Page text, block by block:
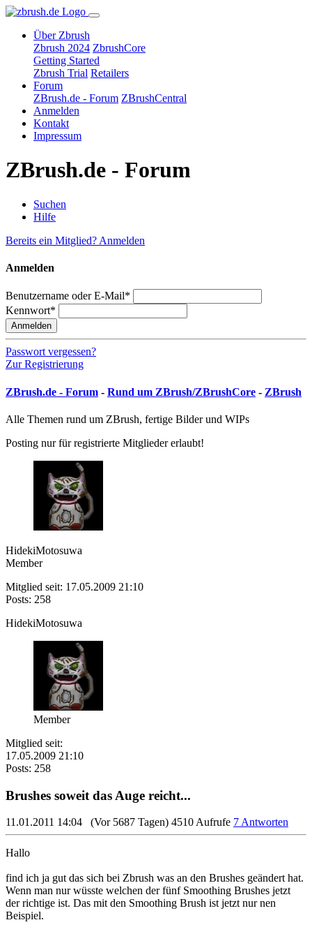
Über Zbrush
Zbrush 2024 ZbrushCore
Getting Started
Zbrush Trial Retailers
Forum
ZBrush.de - Forum ZBrushCentral
Anmelden
Kontakt
Impressum
ZBrush.de - Forum
Suchen
Hilfe
Bereits ein Mitglied? Anmelden
Anmelden
Benutzername oder E-Mail*
Kennwort*
Anmelden
Passwort vergessen?
Zur Registrierung
ZBrush.de - Forum - Rund um ZBrush/ZBrushCore - ZBrush
Alle Themen rund um ZBrush, fertige Bilder und WIPs
Posting nur für registrierte Mitglieder erlaubt!
HidekiMotosuwa
Member
Mitglied seit: 17.05.2009 21:10
Posts: 258
HidekiMotosuwa
Member
Mitglied seit:
17.05.2009 21:10
Posts: 258
Brushes soweit das Auge reicht...
11.01.2011 14:04 (Vor 5687 Tagen) 4510 Aufrufe 7 Antworten
Hallo
find ich ja gut das sich bei Zbrush was an den Brushes geändert hat.
Wenn man nur wüsste welchen der fünf Smoothing Brushes jetzt
der richtige ist. Das mit den Smoothing Brush ist jetzt nur nen
Beispiel.